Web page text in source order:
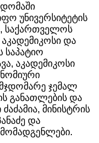
უნივერსიტეტის
საქართველოს
და
საპატიო
აკადემიკოსი
ჯემალ
განათლების და
მინისტრის
და